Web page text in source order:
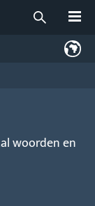
Open
woorden en